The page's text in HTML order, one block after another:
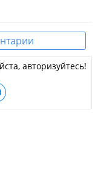
авторизуйтесь!